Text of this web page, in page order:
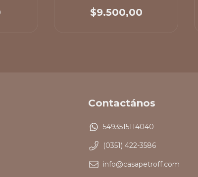
$9.500,00
Contactános
5493515114040
(0351) 422-3586
info@casapetroff.com